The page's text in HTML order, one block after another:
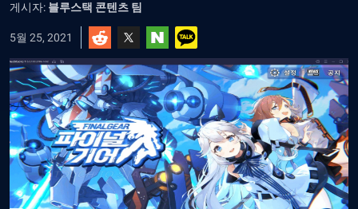
게시자: 블루스택 콘텐츠 팀
5월 25, 2021